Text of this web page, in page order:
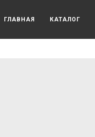
ГЛАВНАЯ КАТАЛОГ